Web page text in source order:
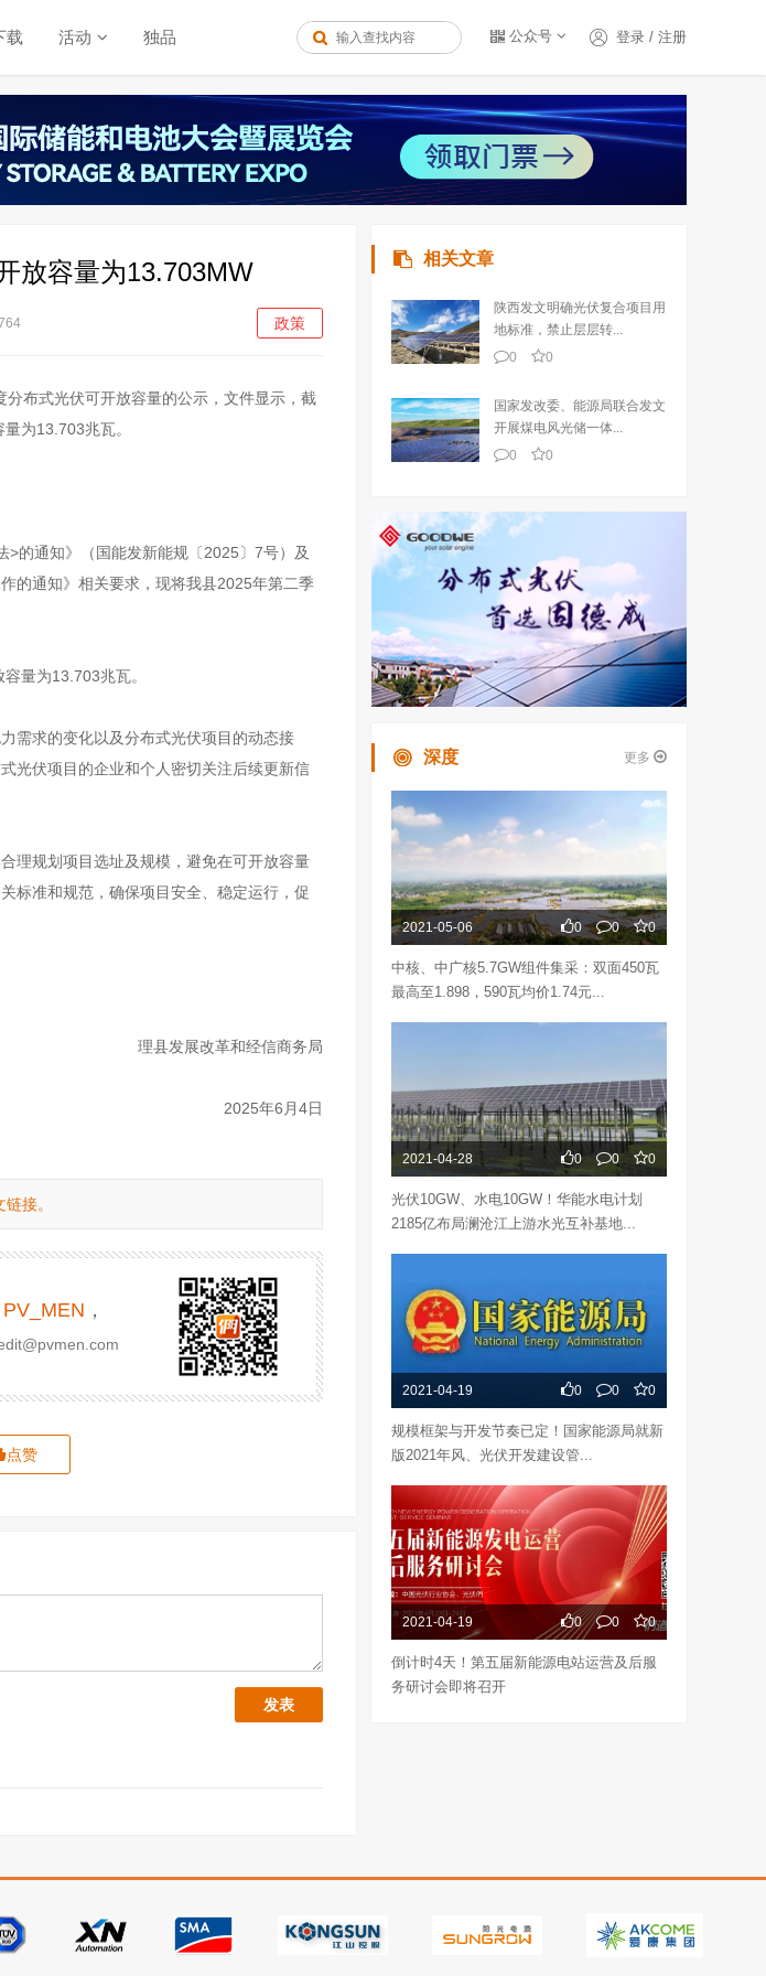
载 活动 独品 登录 / 注册
公众号
放容量为13.703MW
政策
布式光伏可开放容量的公示，文件显示，截
为13.703兆瓦。
的通知》（国能发新能规〔2025〕7号）及
的通知》相关要求，现将我县2025年第二季
量为13.703兆瓦。
需求的变化以及分布式光伏项目的动态接
光伏项目的企业和个人密切关注后续更新信
理规划项目选址及规模，避免在可开放容量
标准和规范，确保项目安全、稳定运行，促
理县发展改革和经信商务局
2025年6月4日
接。
PV_MEN ，
点赞
相关文章
陕西发文明确光伏复合项目用
地标准，禁止层层转...
0
0
国家发改委、能源局联合发文
开展煤电风光储一体...
0
0
深度 更多
2021-05-06 0 0 0
中核、中广核5.7GW组件集采：双面450瓦
最高至1.898，590瓦均价1.74元...
2021-04-28 0 0 0
光伏10GW、水电10GW！华能水电计划
2185亿布局澜沧江上游水光互补基地...
2021-04-19 0 0 0
规模框架与开发节奏已定！国家能源局就新
版2021年风、光伏开发建设管...
2021-04-19 0 0 0
倒计时4天！第五届新能源电站运营及后服
务研讨会即将召开